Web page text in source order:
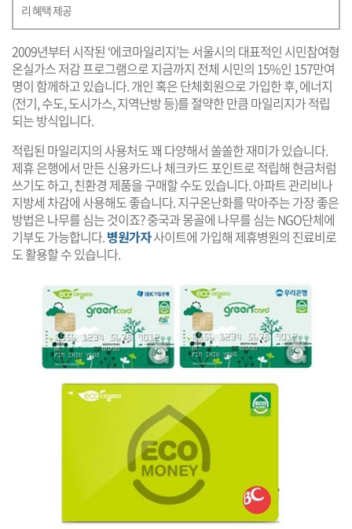
리 혜택 제공
2009년부터 시작된 ‘에코마일리지’는 서울시의 대표적인 시민참여형
온실가스 저감 프로그램으로 지금까지 전체 시민의 15%인 157만여
명이 함께하고 있습니다. 개인 혹은 단체회원으로 가입한 후, 에너지
(전기, 수도, 도시가스, 지역난방 등)를 절약한 만큼 마일리지가 적립
되는 방식입니다.
적립된 마일리지의 사용처도 꽤 다양해서 쏠쏠한 재미가 있습니다.
제휴 은행에서 만든 신용카드나 체크카드 포인트로 적립해 현금처럼
쓰기도 하고, 친환경 제품을 구매할 수도 있습니다. 아파트 관리비나
지방세 차감에 사용해도 좋습니다. 지구온난화를 막아주는 가장 좋은
방법은 나무를 심는 것이죠? 중국과 몽골에 나무를 심는 NGO단체에
기부도 가능합니다.병원가자사이트에 가입해 제휴병원의 진료비로
도 활용할 수 있습니다.